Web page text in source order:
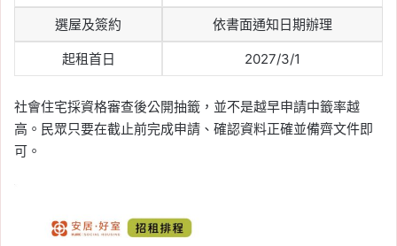
選屋及簽約 依書面通知日期辦理
起租首日 2027/3/1
社會住宅採資格審查後公開抽籤，並不是越早申請中籤率越
高。民眾只要在截止前完成申請、確認資料正確並備齊文件即
可。